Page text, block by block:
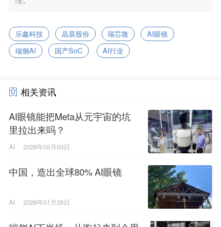
乐鑫科技 晶晨股份 瑞芯微
AI眼镜
端侧AI
国产SoC AI行业
相关资讯
AI眼镜能把Meta从元宇宙的坑
里拉出来吗？
AI 2026年02月03日
中国，造出全球80% AI眼镜
AI 2026年01月26日